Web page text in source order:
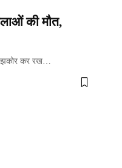
की मौत,
झंझकोर कर रख…